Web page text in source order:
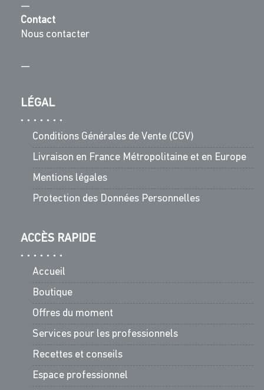
—
Contact
Nous contacter
—
LÉGAL
Conditions Générales de Vente (CGV)
Livraison en France Métropolitaine et en Europe
Mentions légales
Protection des Données Personnelles
ACCÈS RAPIDE
Accueil
Boutique
Offres du moment
Services pour les professionnels
Recettes et conseils
Espace professionnel